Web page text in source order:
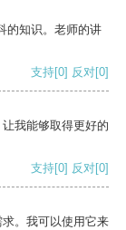
的知识。老师的讲
支持[0] 反对[0]
我能够取得更好的
支持[0] 反对[0]
。我可以使用它来